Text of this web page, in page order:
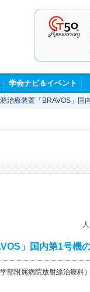
学会ナビ＆イベント
治療装置「BRAVOS」国
」国内第1号機
部附属病院放射線治療科